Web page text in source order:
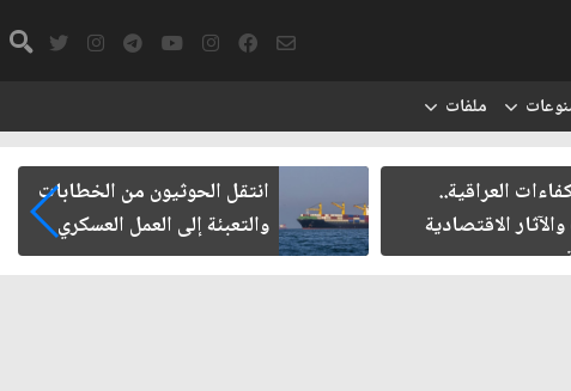
ملفات
العراقية..
الاقتصادية
انتقل الحوثيون من الخطابات
والتعبئة إلى العمل العسكري